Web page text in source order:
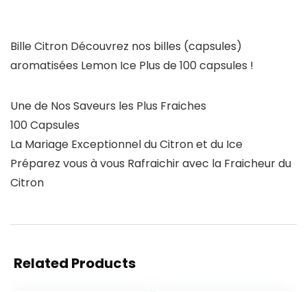
Bille Citron Découvrez nos billes (capsules)
aromatisées Lemon Ice Plus de 100 capsules !
Une de Nos Saveurs les Plus Fraiches
100 Capsules
La Mariage Exceptionnel du Citron et du Ice
Préparez vous à vous Rafraichir avec la Fraicheur du
Citron
Related Products